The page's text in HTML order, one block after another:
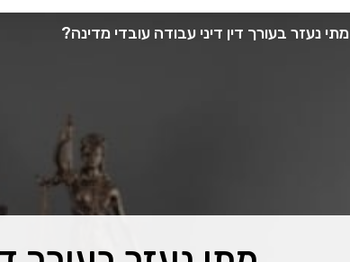
מתי נעזר בעורך דין דיני עבודה עובדי מדינה?